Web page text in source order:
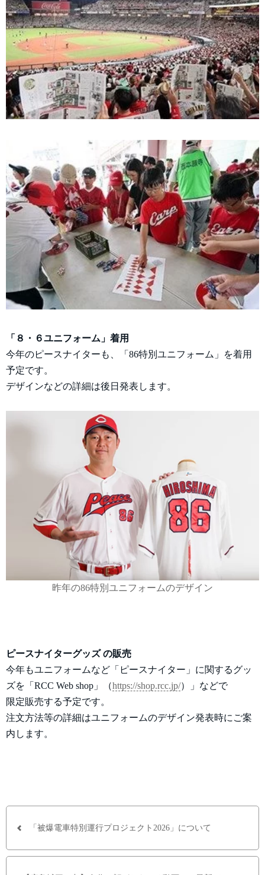
「８・６ユニフォーム」着用
今年のピースナイターも、「86特別ユニフォーム」を着用
予定です。
デザインなどの詳細は後日発表します。
昨年の86特別ユニフォームのデザイン
ピースナイターグッズ の販売
今年もユニフォームなど「ピースナイター」に関するグッ
ズを「RCC Web shop」（https://shop.rcc.jp/）」などで
限定販売する予定です。
注文方法等の詳細はユニフォームのデザイン発表時にご案
内します。
「被爆電車特別運行プロジェクト2026」について